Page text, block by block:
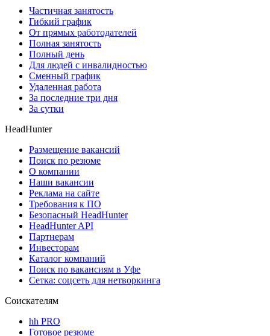
Частичная занятость
Гибкий график
От прямых работодателей
Полная занятость
Полный день
Для людей с инвалидностью
Сменный график
Удаленная работа
За последние три дня
За сутки
HeadHunter
Размещение вакансий
Поиск по резюме
О компании
Наши вакансии
Реклама на сайте
Требования к ПО
Безопасный HeadHunter
HeadHunter API
Партнерам
Инвесторам
Каталог компаний
Поиск по вакансиям в Уфе
Сетка: соцсеть для нетворкинга
Соискателям
hh PRO
Готовое резюме